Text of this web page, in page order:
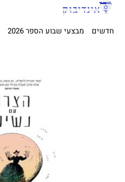
חדשים מבצעי שבוע הספר 2026